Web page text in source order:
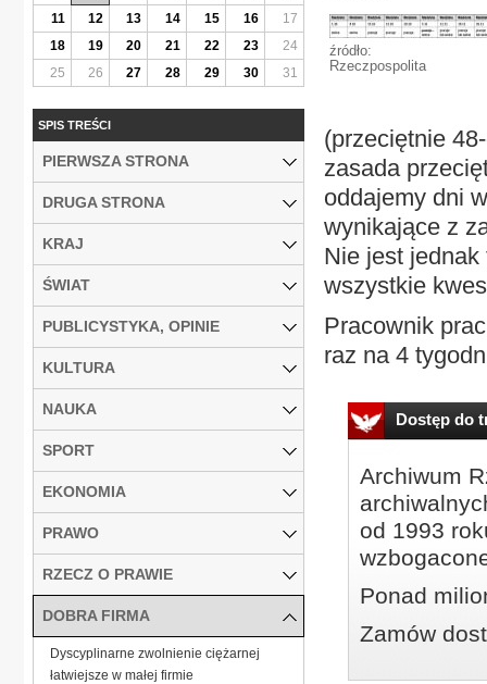
źródło:
Rzeczpospolita
(przeciętnie
zasada
oddajemy dni
wynikające z
Nie jest jednak
wszystkie
Pracownik
raz na 4
Dostęp do
Archiwum
od 1993
Ponad
Zamów
11
12 13 14 15 16
17
18
19 20 21 22 23
24
25
26 27 28 29 30 31
SPIS TREŚCI
PIERWSZA STRONA
DRUGA STRONA
KRAJ
ŚWIAT
PUBLICYSTYKA, OPINIE
KULTURA
NAUKA
SPORT
EKONOMIA
PRAWO
RZECZ O PRAWIE
DOBRA FIRMA
Dyscyplinarne zwolnienie ciężarnej
łatwiejsze w małej firmie